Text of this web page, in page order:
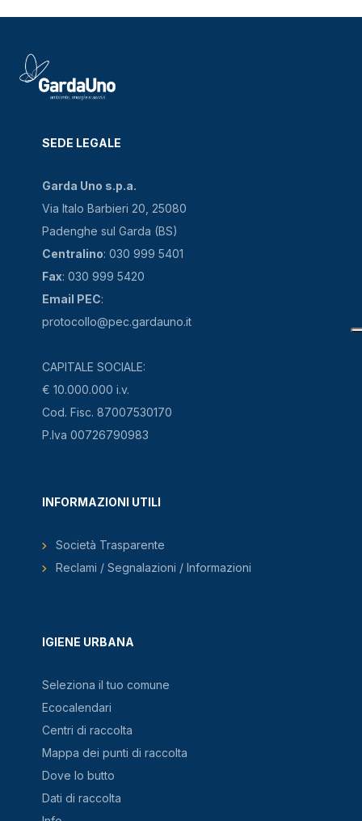
SEDE LEGALE
Garda Uno s.p.a.
Via Italo Barbieri 20, 25080
Padenghe sul Garda (BS)
Centralino: 030 999 5401
Fax: 030 999 5420
Email PEC:
protocollo@pec.gardauno.it
CAPITALE SOCIALE:
€ 10.000.000 i.v.
Cod. Fisc. 87007530170
P.Iva 00726790983
IGIENE URBANA
Seleziona il tuo comune
Ecocalendari
Centri di raccolta
Mappa dei punti di raccolta
Dove lo butto
Dati di raccolta
INFORMAZIONI UTILI
Società Trasparente
Reclami / Segnalazioni / Informazioni